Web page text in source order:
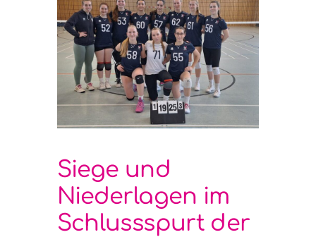
Siege und
Niederlagen im
Schlussspurt der